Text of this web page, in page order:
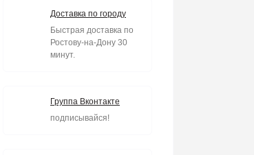
Доставка по городу
Быстрая доставка по
Ростову-на-Дону 30
минут.
Группа Вконтакте
подписывайся!